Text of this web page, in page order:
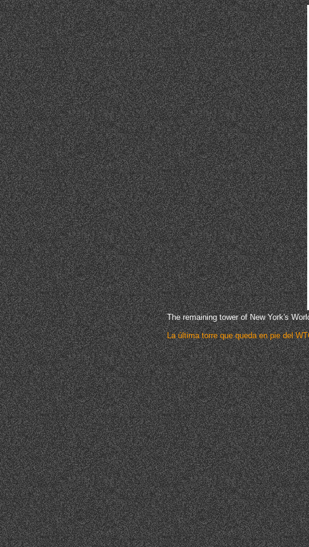
The remaining tower of New York's
La última torre que queda en pie del